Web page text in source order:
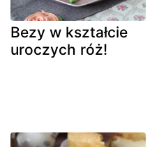
Bezy w kształcie
uroczych róż!